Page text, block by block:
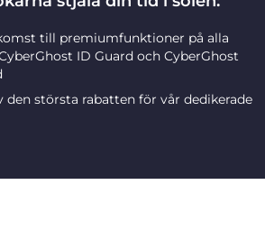
till premiumfunktioner på alla
ID Guard och CyberGhost
den största rabatten för vår dedikerade